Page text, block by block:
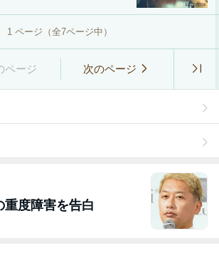
1 ページ（全7ページ中）
ページ 次のページ
重度障害を告白